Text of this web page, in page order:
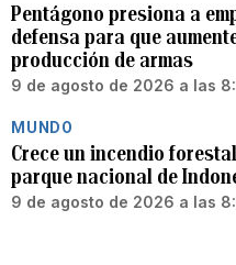
Pentágono presiona a
defensa para que
producción de armas
9 de agosto de 2026 a las
MUNDO
Crece un incendio
parque nacional de
9 de agosto de 2026 a las